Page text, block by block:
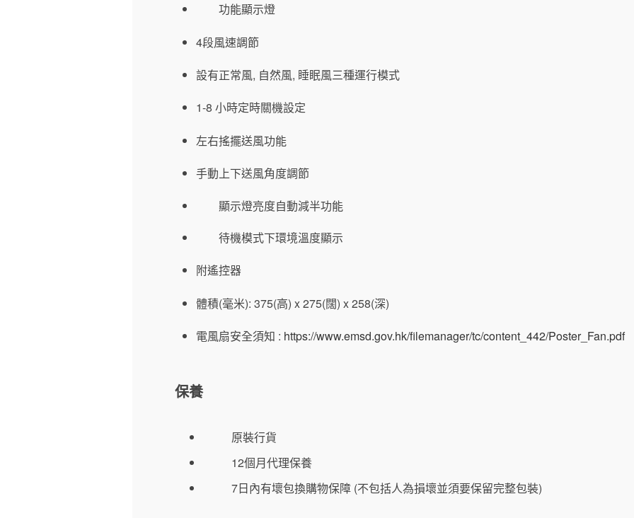
功能顯示燈
4段風速調節
設有正常風, 自然風, 睡眠風三種運行模式
1-8 小時定時關機設定
左右搖擺送風功能
手動上下送風角度調節
顯示燈亮度自動減半功能
待機模式下環境溫度顯示
附遙控器
體積(毫米): 375(高) x 275(闊) x 258(深)
電風扇安全須知 : https://www.emsd.gov.hk/filemanager/tc/content_442/Poster_Fan.pdf
保養
原裝行貨
12個月代理保養
7日內有壞包換購物保障 (不包括人為損壞並須要保留完整包裝)